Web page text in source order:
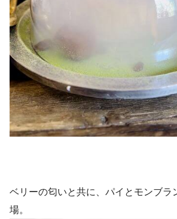
ベリーの匂いと共に、パイとモンブラ
場。